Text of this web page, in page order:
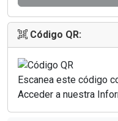
Código QR:
Escanea este código
Acceder a nuestra